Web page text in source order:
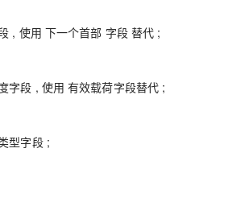
, 使用 下一个首部 字段 替代 ;
字段 , 使用 有效载荷字段替代 ;
型字段 ;